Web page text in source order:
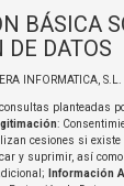
BÁSICA
DE DATOS
INFORMATICA, S.L.
planteadas
:
cesiones si
y suprimir, así
Información